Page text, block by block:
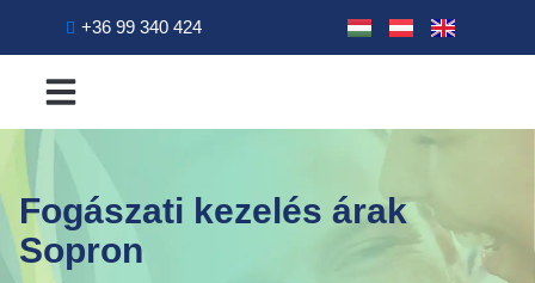
+36 99 340 424
Fogászati kezelés árak
Sopron